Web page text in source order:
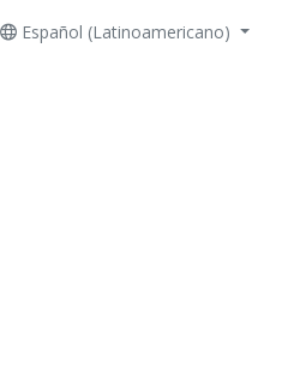
Español (Latinoamericano)